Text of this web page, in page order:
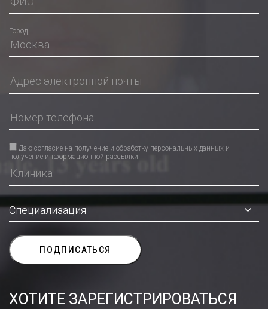
Город
Даю согласие на получение и обработку персональных данных и
получение информационной рассылки
ХОТИТЕ ЗАРЕГИСТРИРОВАТЬСЯ